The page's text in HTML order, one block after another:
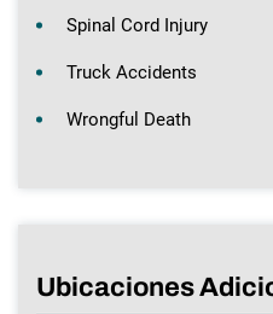
Spinal Cord Injury
Truck Accidents
Wrongful Death
Ubicaciones